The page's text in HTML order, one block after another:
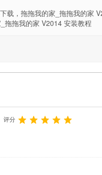
，拖拖我的家_拖拖我的家
拖拖我的家 V2014 安装教程
评分